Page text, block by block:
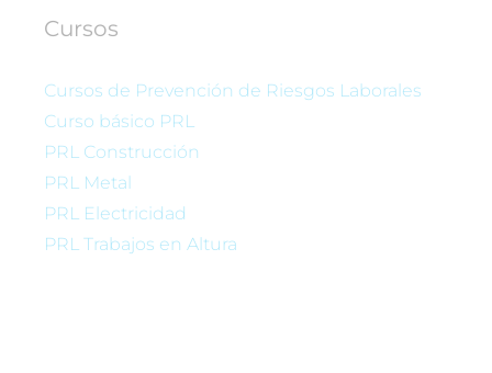
Cursos
Cursos de Prevención de Riesgos Laborales
Curso básico PRL
PRL Construcción
PRL Metal
PRL Electricidad
PRL Trabajos en Altura